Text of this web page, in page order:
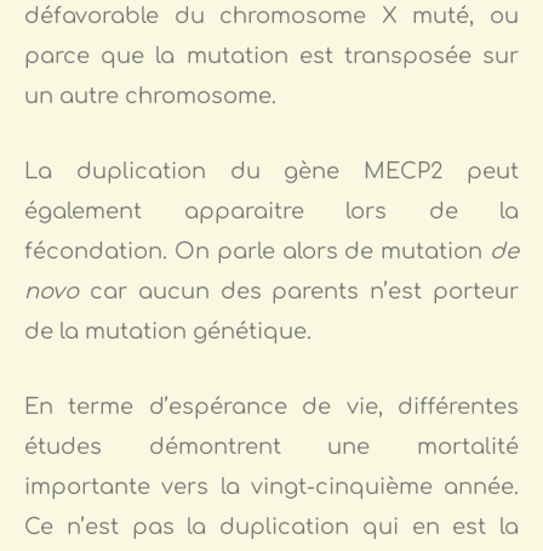
défavorable du chromosome X muté, ou
parce que la mutation est transposée sur
un autre chromosome.
La duplication du gène MECP2 peut
également apparaitre lors de la
fécondation. On parle alors de mutation de
novocar aucun des parents n’est porteur
de la mutation génétique.
En terme d’espérance de vie, différentes
études démontrent une mortalité
importante vers la vingt-cinquième année.
Ce n’est pas la duplication qui en est la